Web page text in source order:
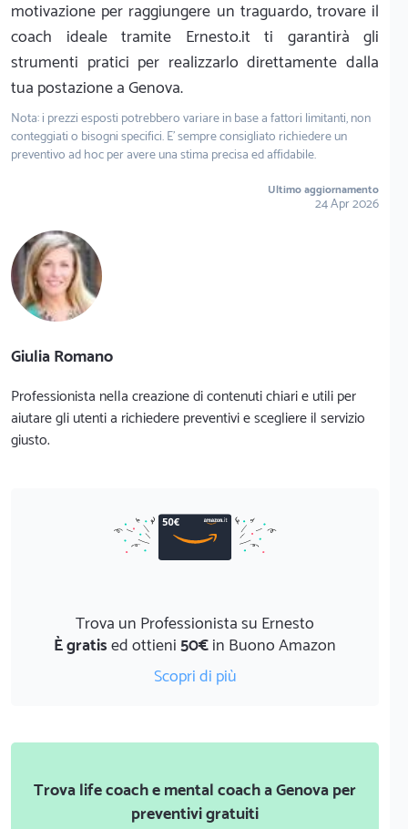
motivazione per raggiungere un traguardo, trovare il
coach ideale tramite Ernesto.it ti garantirà gli
strumenti pratici per realizzarlo direttamente dalla
tua postazione a Genova.
Nota: i prezzi esposti potrebbero variare in base a fattori limitanti, non
conteggiati o bisogni specifici. E' sempre consigliato richiedere un
preventivo ad hoc per avere una stima precisa ed affidabile.
Ultimo aggiornamento
24 Apr 2026
Giulia Romano
Professionista nella creazione di contenuti chiari e utili per
aiutare gli utenti a richiedere preventivi e scegliere il servizio
giusto.
Trova un Professionista su Ernesto
È gratised ottieni50€in Buono Amazon
Scopri di più
Trova life coach e mental coach a Genova per
preventivi gratuiti